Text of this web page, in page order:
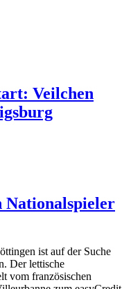
Veilchen
Nationalspieler
ist auf der Suche
Der lettische
vom französischen